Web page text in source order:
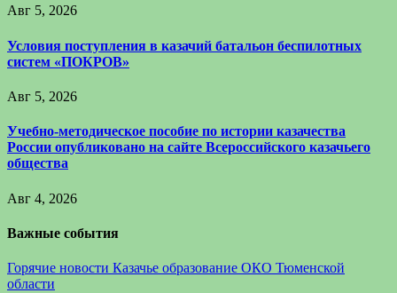
Авг 5, 2026
Условия поступления в казачий батальон беспилотных
систем «ПОКРОВ»
Авг 5, 2026
Учебно-методическое пособие по истории казачества
России опубликовано на сайте Всероссийского казачьего
общества
Авг 4, 2026
Важные события
Горячие новости Казачье образование ОКО Тюменской
области